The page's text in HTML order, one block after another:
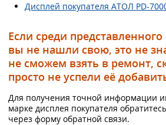
Дисплей покупателя АТОЛ PD-
Если среди
вы не нашли свою, это не
не сможем взять в ремонт,
просто не успели её
Для получения точной информации
марке дисплея покупателя
через форму обратной связи.